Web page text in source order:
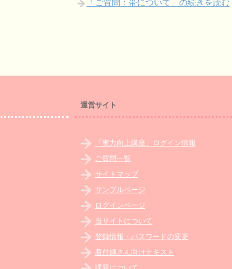
「ご質問：帯について」の続きを読む
運営サイト
「実力向上講座」ログイン情報
ご質問一覧
サイトマップ
サンプルページ
ログインページ
当サイトについて
登録情報・パスワードの変更
着付師さん向けテキスト